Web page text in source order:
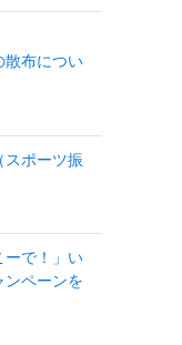
散布につい
スポーツ振
ーで！」い
ンペーンを